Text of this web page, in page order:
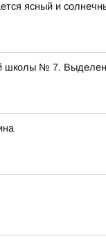
ясный и
школы № 7.